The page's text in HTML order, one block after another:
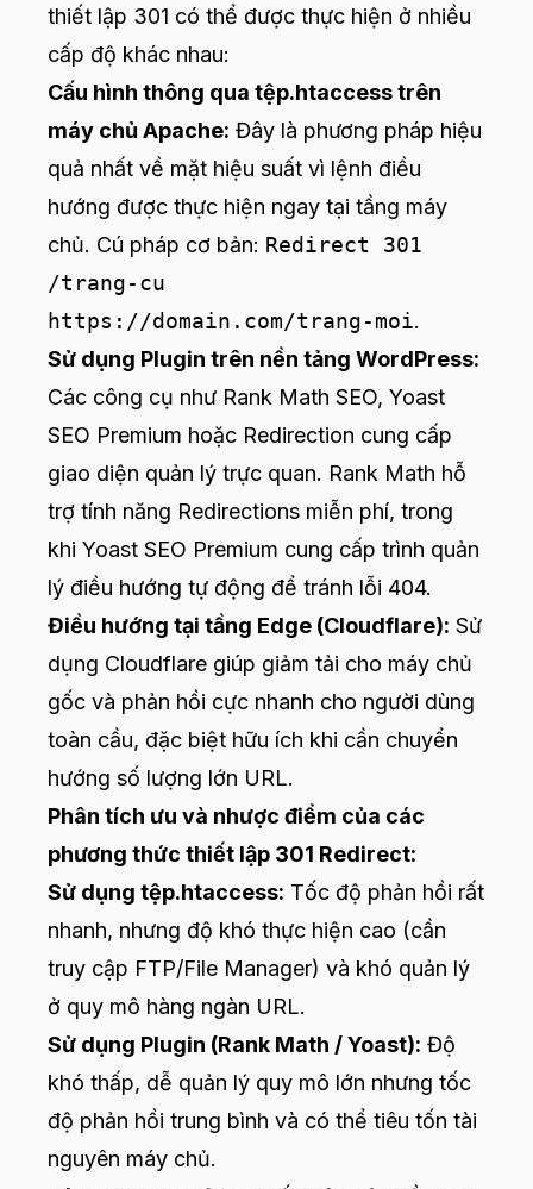
thiết lập 301 có thể được thực hiện ở nhiều
cấp độ khác nhau:
Cấu hình thông qua tệp.htaccess trên
máy chủ Apache: Đây là phương pháp hiệu
quả nhất về mặt hiệu suất vì lệnh điều
hướng được thực hiện ngay tại tầng máy
chủ. Cú pháp cơ bản: Redirect 301
/trang-cu
https://domain.com/trang-moi.
Sử dụng Plugin trên nền tảng WordPress:
Các công cụ như Rank Math SEO, Yoast
SEO Premium hoặc Redirection cung cấp
giao diện quản lý trực quan. Rank Math hỗ
trợ tính năng Redirections miễn phí, trong
khi Yoast SEO Premium cung cấp trình quản
lý điều hướng tự động để tránh lỗi 404.
Điều hướng tại tầng Edge (Cloudflare): Sử
dụng Cloudflare giúp giảm tải cho máy chủ
gốc và phản hồi cực nhanh cho người dùng
toàn cầu, đặc biệt hữu ích khi cần chuyển
hướng số lượng lớn URL.
Phân tích ưu và nhược điểm của các
phương thức thiết lập 301 Redirect:
Sử dụng tệp.htaccess: Tốc độ phản hồi rất
nhanh, nhưng độ khó thực hiện cao (cần
truy cập FTP/File Manager) và khó quản lý
ở quy mô hàng ngàn URL.
Sử dụng Plugin (Rank Math / Yoast): Độ
khó thấp, dễ quản lý quy mô lớn nhưng tốc
độ phản hồi trung bình và có thể tiêu tốn tài
nguyên máy chủ.